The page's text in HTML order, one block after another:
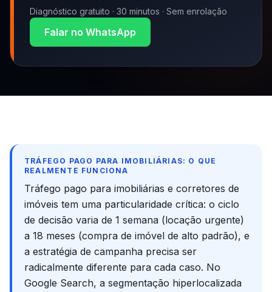
Diagnóstico gratuito · 30 minutos · Sem enrolação
Falar no WhatsApp
TRÁFEGO PAGO PARA IMOBILIÁRIAS: O QUE
REALMENTE FUNCIONA
Tráfego pago para imobiliárias e corretores de
imóveis tem uma particularidade crítica: o ciclo
de decisão varia de 1 semana (locação urgente)
a 18 meses (compra de imóvel de alto padrão), e
a estratégia de campanha precisa ser
radicalmente diferente para cada caso. No
Google Search, a segmentação hiperlocalizada